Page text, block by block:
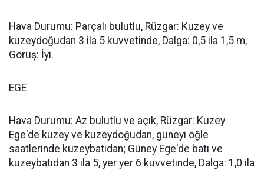
Hava Durumu: Parçalı bulutlu, Rüzgar: Kuzey ve
kuzeydoğudan 3 ila 5 kuvvetinde, Dalga: 0,5 ila 1,5 m,
Görüş: İyi.
EGE
Hava Durumu: Az bulutlu ve açık, Rüzgar: Kuzey
Ege'de kuzey ve kuzeydoğudan, güneyi öğle
saatlerinde kuzeybatıdan; Güney Ege'de batı ve
kuzeybatıdan 3 ila 5, yer yer 6 kuvvetinde, Dalga: 1,0 ila